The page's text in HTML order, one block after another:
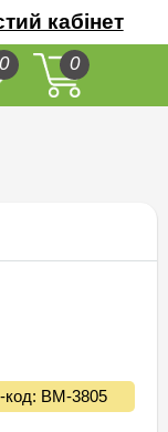
кабінет
0 0
код: ВМ-3805